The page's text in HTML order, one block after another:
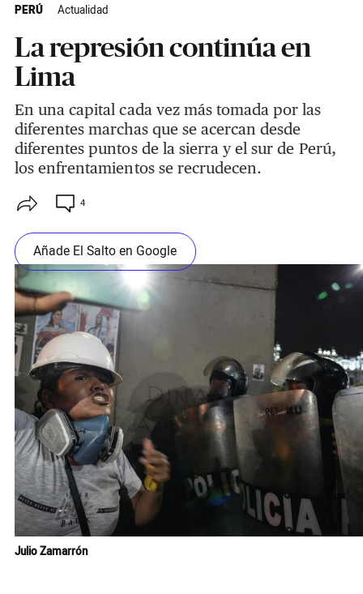
PERÚ Actualidad
La represión continúa en
Lima
En una capital cada vez más tomada por las
diferentes marchas que se acercan desde
diferentes puntos de la sierra y el sur de Perú,
los enfrentamientos se recrudecen.
4
Añade El Salto en Google
Julio Zamarrón